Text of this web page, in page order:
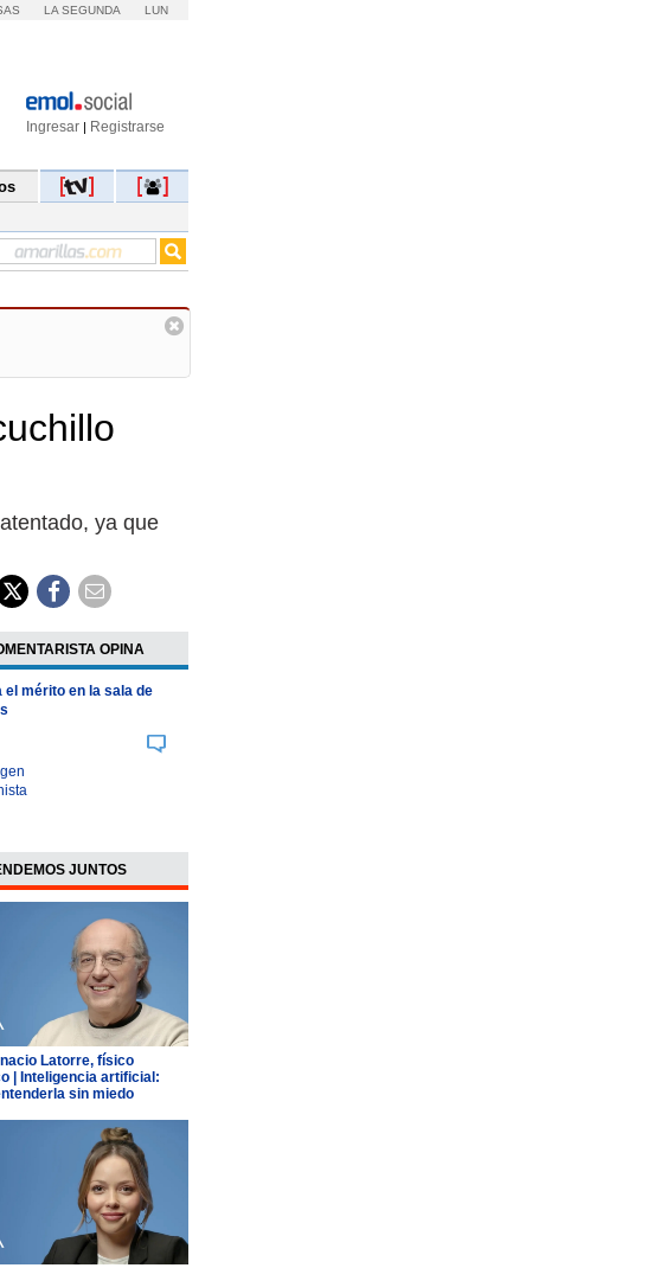
LA SEGUNDA LUN
Ingresar | Registrarse
ya que
OPINA
el mérito en la sala de
JUNTOS
Latorre, físico
| Inteligencia artificial:
sin miedo